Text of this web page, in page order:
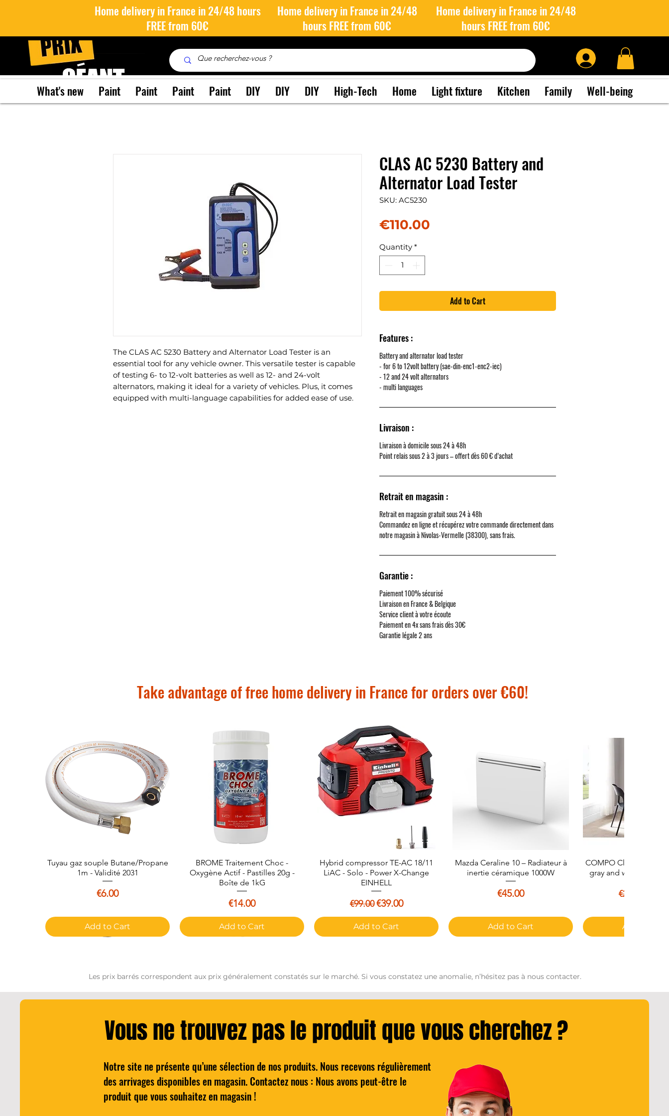
Home delivery in France in 24/48 hours
FREE from 60€
Home delivery in France in 24/48
hours FREE from 60€
Home delivery in France in 24/48
hours FREE from 60€
What's new Paint Paint Paint Paint DIY DIY DIY High-Tech Home Light fixture Kitchen Family Well-being
The CLAS AC 5230 Battery and Alternator Load Tester is an
essential tool for any vehicle owner. This versatile tester is capable
of testing 6- to 12-volt batteries as well as 12- and 24-volt
alternators, making it ideal for a variety of vehicles. Plus, it comes
equipped with multi-language capabilities for added ease of use.
CLAS AC 5230 Battery and
Alternator Load Tester
SKU: AC5230
€110.00
Quantity *
Add to Cart
Features :
Battery and alternator load tester
- for 6 to 12volt battery (sae-din-enc1-enc2-iec)
- 12 and 24 volt alternators
- multi languages
Livraison :
Livraison à domicile sous 24 à 48h
Point relais sous 2 à 3 jours – offert dès 60 € d’achat
Retrait en magasin :
Retrait en magasin gratuit sous 24 à 48h
Commandez en ligne et récupérez votre commande directement dans
notre magasin àNivolas-Vermelle (38300), sans frais.
Garantie :
Paiement 100% sécurisé
Livraison en France & Belgique
Service client à votre écoute
Paiement en 4x sans frais dès 30€
Garantie légale 2 ans
Take advantage of free home delivery in France for orders over €60!
Quick View
Tuyau gaz souple Butane/Propane
1m - Validité 2031
Price
€6.00
Add to Cart
Quick View
BROME Traitement Choc -
Oxygène Actif - Pastilles 20g -
Boîte de 1kG
Price
€14.00
Add to Cart
Quick View
Hybrid compressor TE-AC 18/11
LiAC - Solo - Power X-Change
EINHELL
Regular Price
€99.00 Sale Price
€39.00
Add to Cart
Quick View
Mazda Ceraline 10 – Radiateur à
inertie céramique 1000W
Price
€45.00
Add to Cart
COMPO Classic
gray and white decor -
Regular
€29.99
Add to Cart
Quick View
Cocktail - The BARTELEUR'S
NEGRONI
Price
€25.00
Quick View
Wilkinson Hydro 5 Lames de rasoir
pour Homme Pack de 4
Regular Price
€8.00 Sale Price
€4.00
Les prix barrés correspondent aux prix généralement constatés sur le marché. Si vous constatez une anomalie, n’hésitez pas à nous contacter.
Vous ne trouvez pas le produit que vous cherchez ?
Notre site ne présente qu’une sélection de nos produits. Nous recevons régulièrement
des arrivages disponibles en magasin. Contactez nous : Nous avons peut-être le
produit que vous souhaitez en magasin !